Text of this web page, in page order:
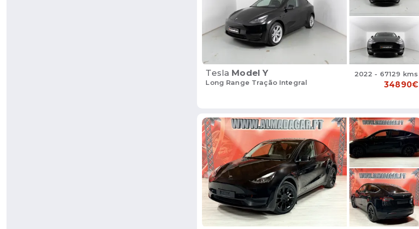
Tesla Model Y
Long Range Tração Integral
2022 - 67129 kms
34890€